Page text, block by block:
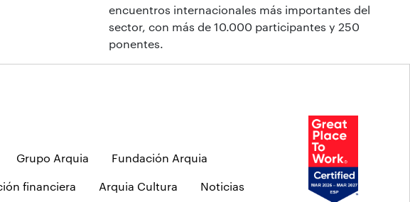
encuentros internacionales más importantes del
sector, con más de 10.000 participantes y 250
ponentes.
Grupo Arquia Fundación Arquia
financiera Arquia Cultura Noticias